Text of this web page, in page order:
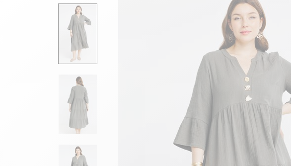
CHEMISIERS & TUNIQUES
PULLS & CARDIGANS
PANTALONS
ROBES
ACCESSOIRES
PARKAS & IMPERS
MANTEAUX